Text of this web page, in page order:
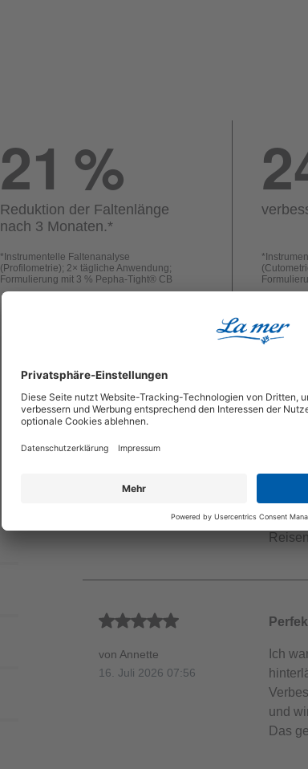
21 %
Reduktion der Faltenlänge
nach 3 Monaten.*
* Instrumentelle Faltenanalyse
(Profilometrie); 2× tägliche Anwendung;
Formulierung mit 3 % Pepha-Tight® CB
*
von 5 SternenDurchschnittliche Bewertung von 4
Die
Durchschnittliche Bewertung von 5
von Annette
16. Juli 2026 07:56
Ich
und
Das